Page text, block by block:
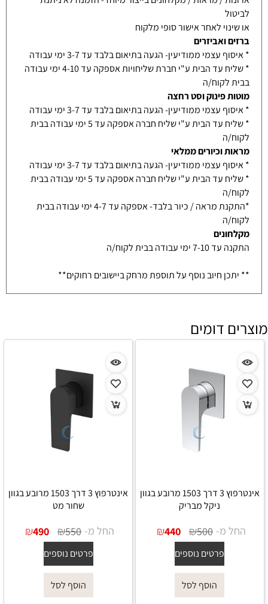
לביטול
או שינוי לאחר אישור סופי מלקוח
ברזים ואביזרים
* איסוף עצמי ממודיעין- הגעה בתיאום בלבד עד 3-7 ימי עבודה
* שליח עד הבית ע"י חברת שליחויות אספקה עד 4-10 ימי עבודה
בבית לקוח/ה
מוטות פינוק וסט רחצה
* איסוף עצמי ממודיעין- הגעה בתיאום בלבד עד 3-7 ימי עבודה
* שליח עד הבית ע"י שליח חברה אספקה עד 5 ימי עבודה בבית
לקוח/ה
מראות וכיורים ממלאי
* איסוף עצמי ממודיעין- הגעה בתיאום בלבד עד 3-7 ימי עבודה
* שליח עד הבית ע"י שליח חברה אספקה עד 5 ימי עבודה בבית
לקוח/ה
*התקנת מראה / כיור בלבד- אספקה עד 4-7 ימי עבודה בבית
לקוח/ה
מקלחונים
התקנה עד 7-10 ימי עבודה בבית לקוח/ה
** יתכן חיוב נוסף על תוספת מרחק ביישובים רחוקים**
מוצרים דומים
אינטרפוץ 3 דרך 1503 מרובע בגוון
ניקל מבריק
החל מ- ₪500
₪440
פרטים נוספים
הוסף לסל
אינטרפוץ 3 דרך 1503 מרובע בגוון
שחור מט
החל מ- ₪550
₪490
פרטים נוספים
הוסף לסל